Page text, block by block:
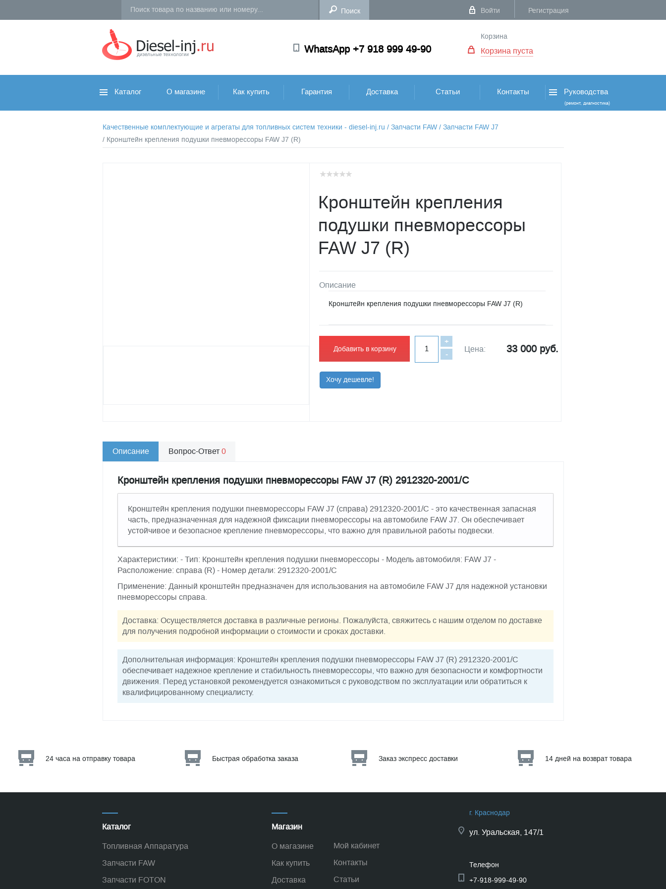
Войти Регистрация
WhatsApp +7 918 999 49-90
Корзина
Корзина пуста
Каталог О магазине Как купить Гарантия Доставка Статьи Контакты Руководства
(ремонт, диагностика)
Качественные комплектующие и агрегаты для топливных систем техники - diesel-inj.ru / Запчасти FAW / Запчасти FAW J7
/ Кронштейн крепления подушки пневморессоры FAW J7 (R)
Кронштейн крепления
подушки пневморессоры
FAW J7 (R)
Описание
Кронштейн крепления подушки пневморессоры FAW J7 (R)
Цена: 33 000 руб.
Добавить в корзину
-
+
Хочу дешевле!
Описание Вопрос-Ответ0
Кронштейн крепления подушки пневморессоры FAW J7 (R) 2912320-2001/С
Кронштейн крепления подушки пневморессоры FAW J7 (справа) 2912320-2001/С - это качественная запасная
часть, предназначенная для надежной фиксации пневморессоры на автомобиле FAW J7. Он обеспечивает
устойчивое и безопасное крепление пневморессоры, что важно для правильной работы подвески.
Характеристики: - Тип: Кронштейн крепления подушки пневморессоры - Модель автомобиля: FAW J7 -
Расположение: справа (R) - Номер детали: 2912320-2001/С
Применение: Данный кронштейн предназначен для использования на автомобиле FAW J7 для надежной установки
пневморессоры справа.
Доставка: Осуществляется доставка в различные регионы. Пожалуйста, свяжитесь с нашим отделом по доставке
для получения подробной информации о стоимости и сроках доставки.
Дополнительная информация: Кронштейн крепления подушки пневморессоры FAW J7 (R) 2912320-2001/С
обеспечивает надежное крепление и стабильность пневморессоры, что важно для безопасности и комфортности
движения. Перед установкой рекомендуется ознакомиться с руководством по эксплуатации или обратиться к
квалифицированному специалисту.
24 часа на отправку товара Быстрая обработка заказа Заказ экспресс доставки 14 дней на возврат товара
Каталог
Топливная Аппаратура
Запчасти FAW
Запчасти FOTON
Магазин
О магазине
Как купить
Доставка
Мой кабинет
Контакты
Статьи
г. Краснодар
ул. Уральская, 147/1
Телефон
+7-918-999-49-90